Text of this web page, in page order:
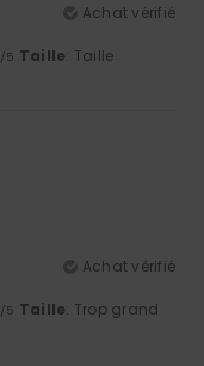
Achat vérifié
/5 Taille: Taille
Achat vérifié
/5 Taille: Trop grand